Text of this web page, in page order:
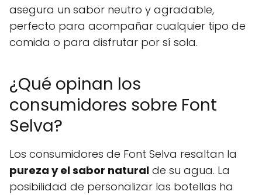
asegura un sabor neutro y agradable,
perfecto para acompañar cualquier tipo de
comida o para disfrutar por sí sola.
¿Qué opinan los
consumidores sobre Font
Selva?
Los consumidores de Font Selva resaltan la
pureza y el sabor natural de su agua. La
posibilidad de personalizar las botellas ha